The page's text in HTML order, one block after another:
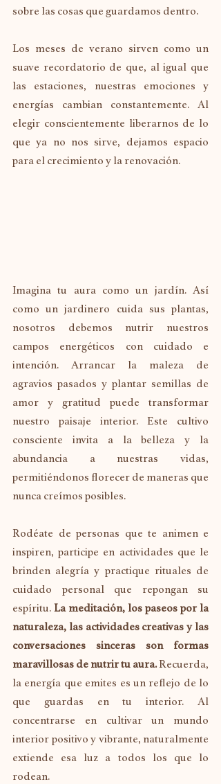
sobre las cosas que guardamos dentro.
Los meses de verano sirven como un
suave recordatorio de que, al igual que
las estaciones, nuestras emociones y
energías cambian constantemente. Al
elegir conscientemente liberarnos de lo
que ya no nos sirve, dejamos espacio
para el crecimiento y la renovación.
Imagina tu aura como un jardín. Así
como un jardinero cuida sus plantas,
nosotros debemos nutrir nuestros
campos energéticos con cuidado e
intención. Arrancar la maleza de
agravios pasados y plantar semillas de
amor y gratitud puede transformar
nuestro paisaje interior. Este cultivo
consciente invita a la belleza y la
abundancia a nuestras vidas,
permitiéndonos florecer de maneras que
nunca creímos posibles.
Rodéate de personas que te animen e
inspiren, participe en actividades que le
brinden alegría y practique rituales de
cuidado personal que repongan su
espíritu. La meditación, los paseos por la
naturaleza, las actividades creativas y las
conversaciones sinceras son formas
maravillosas de nutrir tu aura. Recuerda,
la energía que emites es un reflejo de lo
que guardas en tu interior. Al
concentrarse en cultivar un mundo
interior positivo y vibrante, naturalmente
extiende esa luz a todos los que lo
rodean.